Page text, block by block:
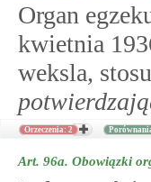
Organ
kwietnia
weksla,
Orzeczenia: 2
Art. 96a. Obowiązki